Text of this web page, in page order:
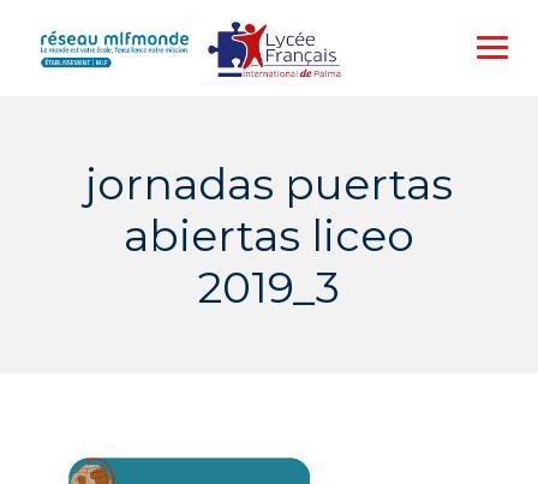
content
jornadas puertas
abiertas liceo
2019_3